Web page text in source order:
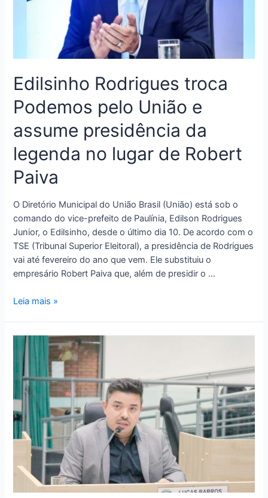
Edilsinho Rodrigues troca
Podemos pelo União e
assume presidência da
legenda no lugar de Robert
Paiva
O Diretório Municipal do União Brasil (União) está sob o
comando do vice-prefeito de Paulínia, Edilson Rodrigues
Junior, o Edilsinho, desde o último dia 10. De acordo com o
TSE (Tribunal Superior Eleitoral), a presidência de Rodrigues
vai até fevereiro do ano que vem. Ele substituiu o
empresário Robert Paiva que, além de presidir o …
Leia mais »